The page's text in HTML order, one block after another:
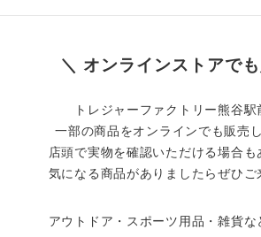
＼ オンラインストアで
トレジャーファクトリー熊谷駅
一部の商品をオンラインでも販売
店頭で実物を確認いただける場合も
気になる商品がありましたらぜひご
アウトドア・スポーツ用品・雑貨な